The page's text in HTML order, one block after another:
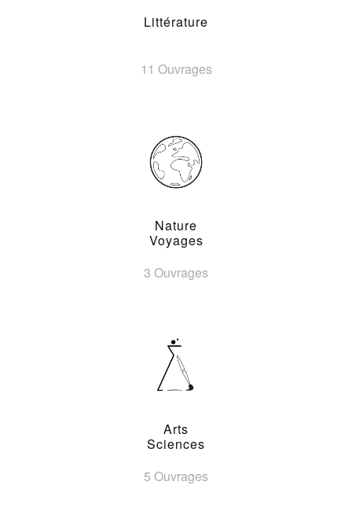
Littérature
11 Ouvrages
Nature
Voyages
3 Ouvrages
Arts
Sciences
5 Ouvrages